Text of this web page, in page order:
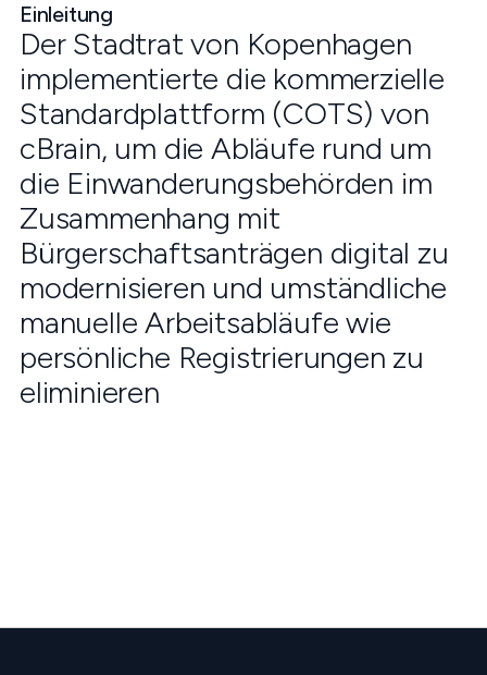
Einleitung
Der Stadtrat von Kopenhagen
implementierte die kommerzielle
Standardplattform (COTS) von
cBrain, um die Abläufe rund um
die Einwanderungsbehörden im
Zusammenhang mit
Bürgerschaftsanträgen digital zu
modernisieren und umständliche
manuelle Arbeitsabläufe wie
persönliche Registrierungen zu
eliminieren